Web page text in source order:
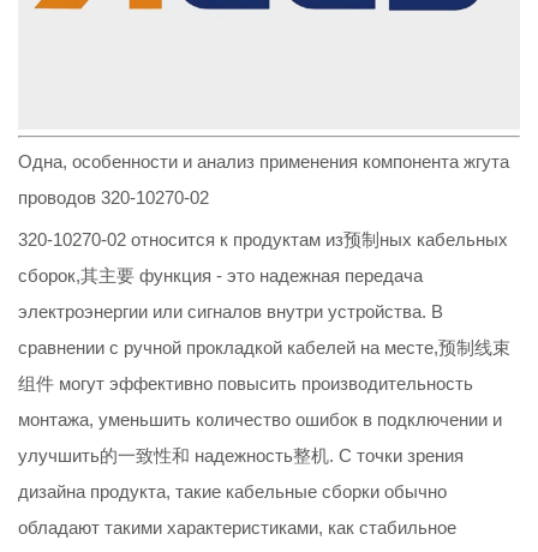
Одна, особенности и анализ применения компонента жгута
проводов 320-10270-02
320-10270-02 относится к продуктам из预制ных кабельных
сборок,其主要 функция - это надежная передача
электроэнергии или сигналов внутри устройства. В
сравнении с ручной прокладкой кабелей на месте,预制线束
组件 могут эффективно повысить производительность
монтажа, уменьшить количество ошибок в подключении и
улучшить的一致性和 надежность整机. С точки зрения
дизайна продукта, такие кабельные сборки обычно
обладают такими характеристиками, как стабильное